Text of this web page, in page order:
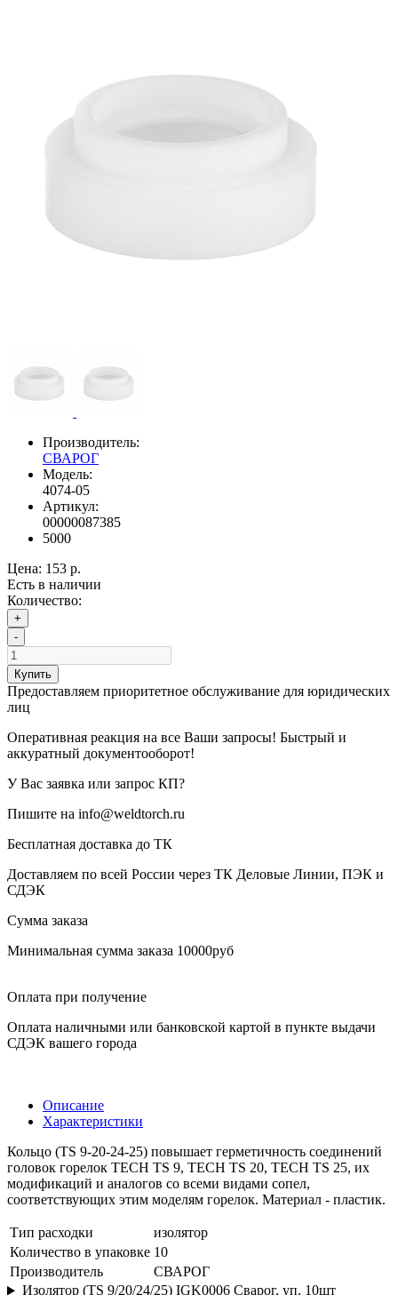
Производитель:
СВАРОГ
Модель:
4074-05
Артикул:
00000087385
5000
Цена: 153 р.
Есть в наличии
Количество:
+
-
Купить
Предоставляем приоритетное обслуживание для юридических
лиц
Оперативная реакция на все Ваши запросы! Быстрый и
аккуратный документооборот!
У Вас заявка или запрос КП?
Пишите на info@weldtorch.ru
Бесплатная доставка до ТК
Доставляем по всей России через ТК Деловые Линии, ПЭК и
СДЭК
Сумма заказа
Минимальная сумма заказа 10000руб
Оплата при получение
Оплата наличными или банковской картой в пункте выдачи
СДЭК вашего города
Описание
Характеристики
Кольцо (TS 9-20-24-25) повышает герметичность соединений
головок горелок TECH TS 9, TECH TS 20, TECH TS 25, их
модификаций и аналогов со всеми видами сопел,
соответствующих этим моделям горелок. Материал - пластик.
Тип расходки
изолятор
Количество в упаковке 10
Производитель
СВАРОГ
Изолятор (TS 9/20/24/25) IGK0006 Сварог, уп. 10шт